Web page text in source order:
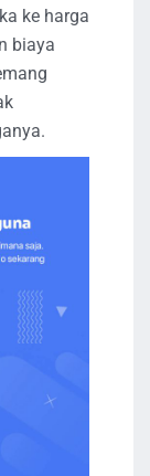
ke harga
biaya